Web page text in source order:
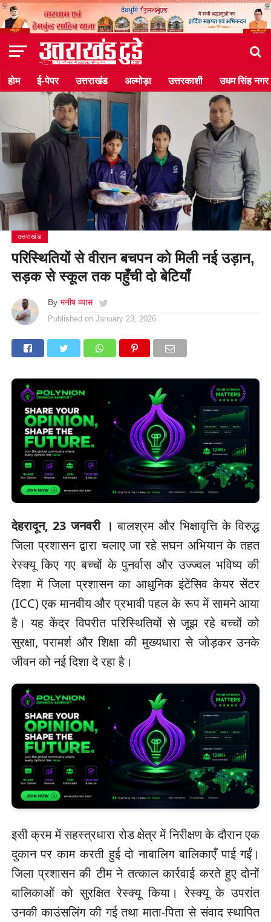
होम ई-पेपर उत्तराखंड अल्मोड़ा उत्तरकाशी उधम सिंह नगर
उत्तराखंड
परिस्थितियों से वीरान बचपन को मिली नई उड़ान,
सड़क से स्कूल तक पहुँची दो बेटियाँ
By मनीष व्यास
Published on January 23, 2026
देहरादून, 23 जनवरी ।बालश्रम और भिक्षावृत्ति के विरुद्ध
जिला प्रशासन द्वारा चलाए जा रहे सघन अभियान के तहत
रेस्क्यू किए गए बच्चों के पुनर्वास और उज्ज्वल भविष्य की
दिशा में जिला प्रशासन का आधुनिक इंटेंसिव केयर सेंटर
(ICC) एक मानवीय और प्रभावी पहल के रूप में सामने आया
है। यह केंद्र विपरीत परिस्थितियों से जूझ रहे बच्चों को
सुरक्षा, परामर्श और शिक्षा की मुख्यधारा से जोड़कर उनके
जीवन को नई दिशा दे रहा है।
इसी क्रम में सहस्त्रधारा रोड क्षेत्र में निरीक्षण के दौरान एक
दुकान पर काम करती हुई दो नाबालिग बालिकाएँ पाई गईं।
जिला प्रशासन की टीम ने तत्काल कार्रवाई करते हुए दोनों
बालिकाओं को सुरक्षित रेस्क्यू किया। रेस्क्यू के उपरांत
उनकी काउंसलिंग की गई तथा माता-पिता से संवाद स्थापित